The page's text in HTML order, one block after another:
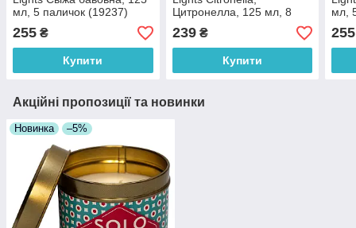
мл, 5 паличок (19237)
255 ₴
Купити
Цитронелла, 125 мл, 8
паличок (MLHD668)
239₴
Купити
мл,
255
Акційні пропозиції та новинки
Новинка –5%